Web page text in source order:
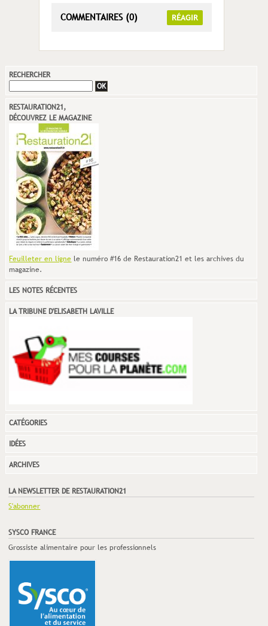
COMMENTAIRES (0) RÉAGIR
RECHERCHER
RESTAURATION21,
DÉCOUVREZ LE MAGAZINE
Feuilleter en ligne le numéro #16 de Restauration21 et les archives du
magazine.
LES NOTES RÉCENTES
LA TRIBUNE D'ELISABETH LAVILLE
CATÉGORIES
IDÉES
ARCHIVES
LA NEWSLETTER DE RESTAURATION21
S'abonner
SYSCO FRANCE
Grossiste alimentaire pour les professionnels